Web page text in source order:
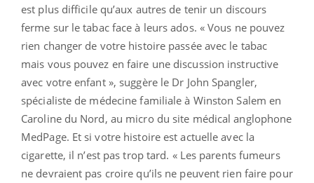
est plus difficile qu’aux autres de tenir un discours
ferme sur le tabac face à leurs ados. « Vous ne pouvez
rien changer de votre histoire passée avec le tabac
mais vous pouvez en faire une discussion instructive
avec votre enfant », suggère le Dr John Spangler,
spécialiste de médecine familiale à Winston Salem en
Caroline du Nord, au micro du site médical anglophone
MedPage. Et si votre histoire est actuelle avec la
cigarette, il n’est pas trop tard. « Les parents fumeurs
ne devraient pas croire qu’ils ne peuvent rien faire pour